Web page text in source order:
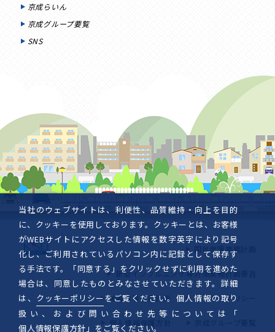
京成らいん
京成グループ要覧
SNS
国民保護業務計画
新型インフルエンザ等対策業務計画要旨
被害者等支援計画 クッキーポリシー
個人情報保護方針
当社のウェブサイトは、利便性、品質維持・向上を目的
に、クッキーを使用しております。クッキーとは、お客様
がWEBサイトにアクセスした情報を数字英字により記号
化し、ご利用されているパソコン内に記録として保存す
る手法です。「同意する」をクリックせずに利用を進めた
場合は、同意したものとみなさせていただきます。詳細
は、 クッキーポリシー をご覧ください。個人情報の取り
扱い、および問い合わせ先等については「
個人情報保護方針 」をご覧ください。